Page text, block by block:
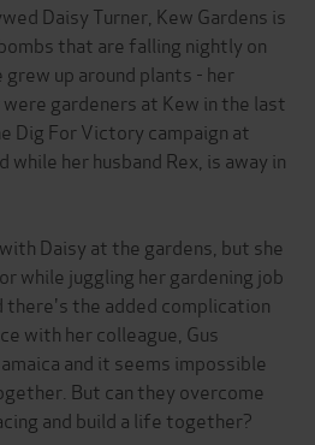
Daisy Turner, Kew Gardens is
that are falling nightly on
grew up around plants - her
gardeners at Kew in the last
Dig For Victory campaign at
while her husband Rex, is away in
Daisy at the gardens, but she
while juggling her gardening job
the added complication
with her colleague, Gus
and it seems impossible
But can they overcome
and build a life together?